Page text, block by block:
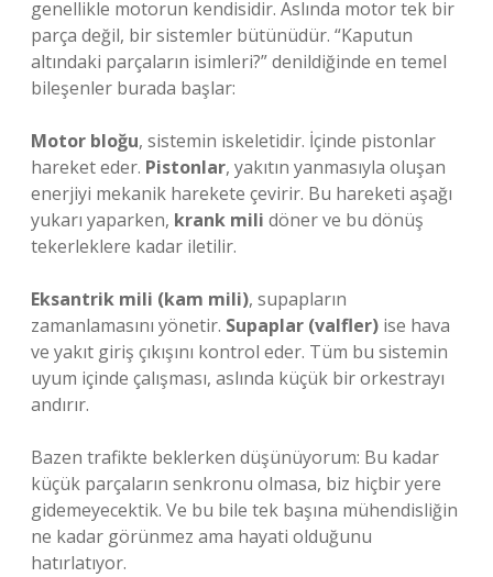
genellikle motorun kendisidir. Aslında motor tek bir
parça değil, bir sistemler bütünüdür. “Kaputun
altındaki parçaların isimleri?” denildiğinde en temel
bileşenler burada başlar:
Motor bloğu, sistemin iskeletidir. İçinde pistonlar
hareket eder. Pistonlar, yakıtın yanmasıyla oluşan
enerjiyi mekanik harekete çevirir. Bu hareketi aşağı
yukarı yaparken, krank mili döner ve bu dönüş
tekerleklere kadar iletilir.
Eksantrik mili (kam mili), supapların
zamanlamasını yönetir. Supaplar (valfler) ise hava
ve yakıt giriş çıkışını kontrol eder. Tüm bu sistemin
uyum içinde çalışması, aslında küçük bir orkestrayı
andırır.
Bazen trafikte beklerken düşünüyorum: Bu kadar
küçük parçaların senkronu olmasa, biz hiçbir yere
gidemeyecektik. Ve bu bile tek başına mühendisliğin
ne kadar görünmez ama hayati olduğunu
hatırlatıyor.